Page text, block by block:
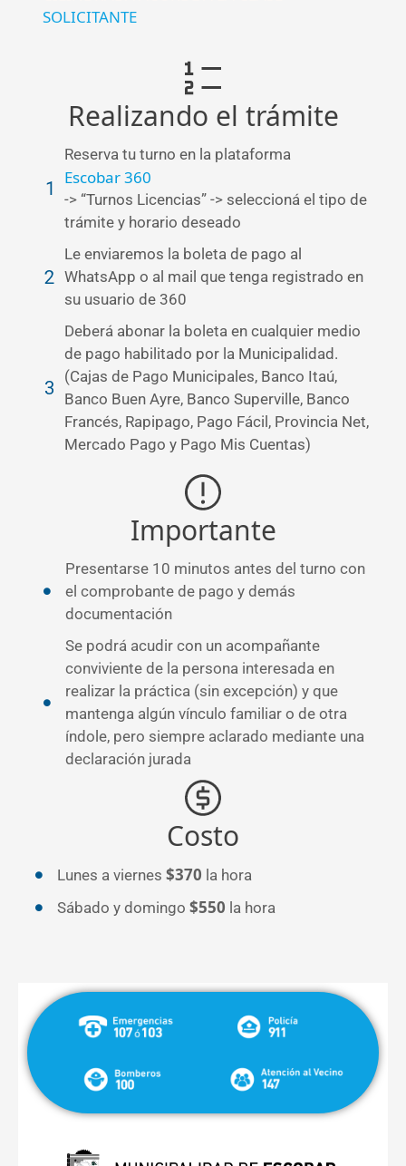
SOLICITANTE
Realizando el trámite
Reserva tu turno en la plataforma
Escobar 360
-> “Turnos Licencias” -> seleccioná el tipo de
trámite y horario deseado
Le enviaremos la boleta de pago al
WhatsApp o al mail que tenga registrado en
su usuario de 360
Deberá abonar la boleta en cualquier medio
de pago habilitado por la Municipalidad.
(Cajas de Pago Municipales, Banco Itaú,
Banco Buen Ayre, Banco Superville, Banco
Francés, Rapipago, Pago Fácil, Provincia Net,
Mercado Pago y Pago Mis Cuentas)
Importante
Presentarse 10 minutos antes del turno con
el comprobante de pago y demás
documentación
Se podrá acudir con un acompañante
conviviente de la persona interesada en
realizar la práctica (sin excepción) y que
mantenga algún vínculo familiar o de otra
índole, pero siempre aclarado mediante una
declaración jurada
Costo
Lunes a viernes $370 la hora
Sábado y domingo $550 la hora